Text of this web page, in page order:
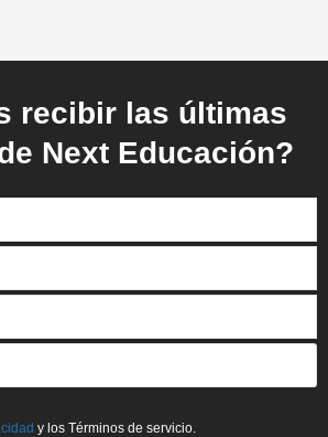
recibir las últimas
Next Educación?
y los Términos de servicio.